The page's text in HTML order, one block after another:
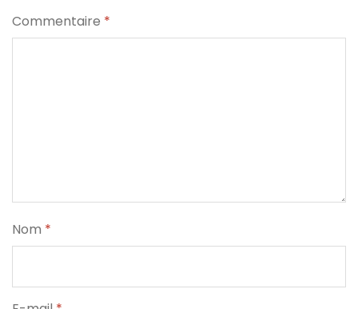
Commentaire *
Nom *